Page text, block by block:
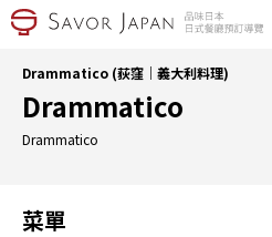
Drammatico (荻窪｜義大利料理)
Drammatico
Drammatico
菜單